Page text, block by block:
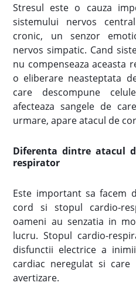
Stresul este o cauza
sistemului nervos
cronic, un senzor
nervos simpatic. Cand
nu compenseaza aceasta
o eliberare neasteptata
care descompune
afecteaza sangele de
urmare, apare atacul de
Diferenta dintre atacul
respirator
Este important sa facem
cord si stopul cardio-
oameni au senzatia in
lucru. Stopul cardio-
disfunctii electrice a
cardiac neregulat si
avertizare.